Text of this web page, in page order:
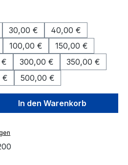
30,00 €
40,00 €
100,00 €
150,00 €
€ 300,00 €
350,00 €
€ 500,00 €
Gib den
In den Warenkorb